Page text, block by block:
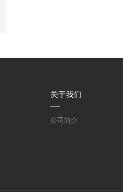
关于我们
公司简介